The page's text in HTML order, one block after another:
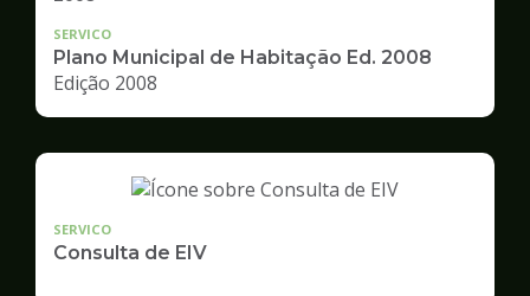
SERVICO
Plano Municipal de Habitação Ed. 2008
Edição 2008
SERVICO
Consulta de EIV